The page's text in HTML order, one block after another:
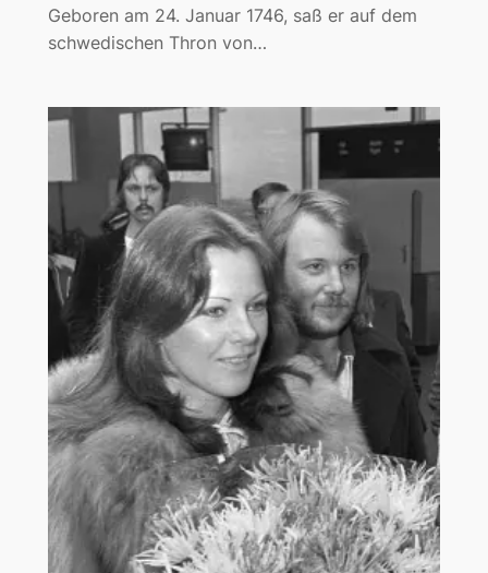
Geboren am 24. Januar 1746, saß er auf dem
schwedischen Thron von…